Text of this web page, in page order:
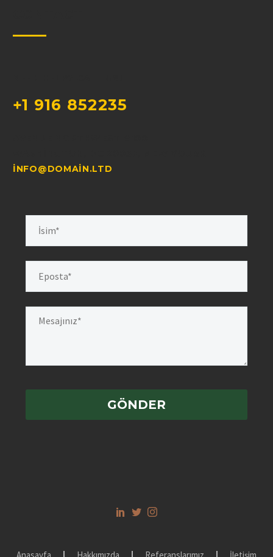
+1 916 852235
INFO@DOMAIN.LTD